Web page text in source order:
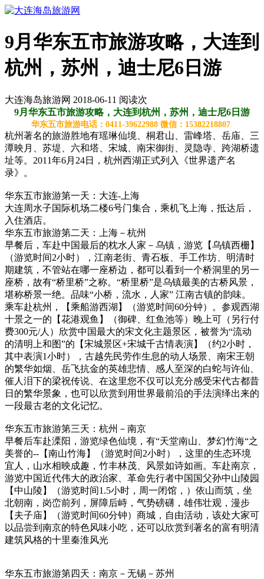
9月华东五市旅游攻略，大连到
杭州，苏州，迪士尼6日游
大连海岛旅游网 2018-06-11 阅读次
9月华东五市旅游攻略，大连到杭州，苏州，迪士尼6日游
华东五市旅游电话：0411-39622988 微信：15382218807
杭州著名的旅游胜地有瑶琳仙境、桐君山、雷峰塔、岳庙、三
潭映月、苏堤、六和塔、宋城、南宋御街、灵隐寺、跨湖桥遗
址等。2011年6月24日，杭州西湖正式列入《世界遗产名
录》。
华东五市旅游第一天：大连-上海
大连周水子国际机场二楼6号门集合，乘机飞上海，抵达后，
入住酒店。
华东五市旅游第二天：上海－杭州
早餐后，车赴中国最后的枕水人家－乌镇，游览【乌镇西栅】
（游览时间2小时），江南老街、青石板、手工作坊、明清时
期建筑，不管站在哪一座桥边，都可以看到一个桥洞里的另一
座桥，故有“桥里桥”之称。“桥里桥”是乌镇最美的古桥风景，
堪称桥景一绝。品味“小桥，流水，人家” 江南古镇的韵味。
乘车赴杭州，【乘船游西湖】（游览时间60分钟）。参观西湖
十景之一的【花港观鱼】（御碑、红鱼池等）晚上可（另行付
费300元/人）欣赏中国最大的宋文化主题景区，被誉为“流动
的清明上和图”的【宋城景区+宋城千古情表演】（约2小时，
其中表演1小时），古越先民劳作生息的动人场景、南宋王朝
的繁华如烟、岳飞抗金的英雄悲情、感人至深的白蛇与许仙、
催人泪下的梁祝传说、在这里您不仅可以充分感受宋代古都昔
日的繁华景象，也可以欣赏到用世界最前沿的手法演绎出来的
一段最古老的文化记忆。
华东五市旅游第三天：杭州－南京
早餐后车赴溧阳，游览绿色仙境，有“天堂南山、梦幻竹海“之
美誉的--【南山竹海】（游览时间2小时），这里的生态环境
宜人，山水相映成趣，竹丰林茂、风景如诗如画。车赴南京，
游览中国近代伟大的政治家、革命先行者中国国父孙中山陵园
【中山陵】（游览时间1.5小时，周一闭馆，）依山而筑，坐
北朝南，岗峦前列，屏障后峙，气势磅礴，雄伟壮观，漫步
【夫子庙】（游览时间60分钟）商城，自由活动，该处大家可
以品尝到南京的特色风味小吃，还可以欣赏到著名的富有明清
建筑风格的十里秦淮风光
华东五市旅游第四天：南京－无锡－苏州